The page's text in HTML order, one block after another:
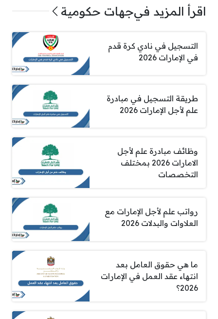
اقرأ المزيد فيجهات حكومية
التسجيل في نادي كرة قدم
في الإمارات 2026
طريقة التسجيل في مبادرة
علم لأجل الإمارات 2026
وظائف مبادرة علم لأجل
الامارات 2026 بمختلف
التخصصات
رواتب علم لأجل الإمارات مع
العلاوات والبدلات 2026
ما هي حقوق العامل بعد
انتهاء عقد العمل في الإمارات
2026؟